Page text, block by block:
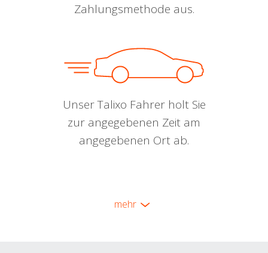
Zahlungsmethode aus.
Unser Talixo Fahrer holt Sie
zur angegebenen Zeit am
angegebenen Ort ab.
mehr